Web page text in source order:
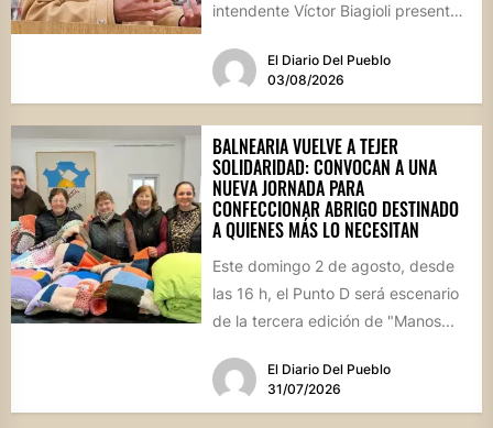
intendente Víctor Biagioli presentó
El Diario Del Pueblo
03/08/2026
BALNEARIA VUELVE A TEJER
SOLIDARIDAD: CONVOCAN A UNA
NUEVA JORNADA PARA
CONFECCIONAR ABRIGO DESTINADO
A QUIENES MÁS LO NECESITAN
Este domingo 2 de agosto, desde
las 16 h, el Punto D será escenario
de la tercera edición de "Manos...
El Diario Del Pueblo
31/07/2026